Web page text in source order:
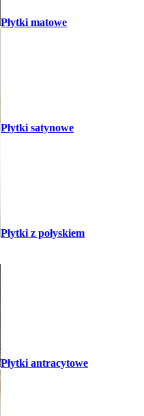
Płytki matowe
Płytki satynowe
Płytki z połyskiem
Płytki antracytowe